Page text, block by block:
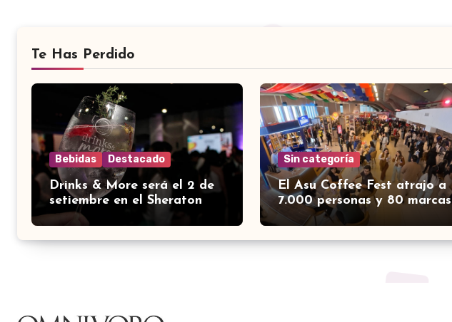
Te Has Perdido
Bebidas Destacado
Drinks & More será el 2 de
setiembre en el Sheraton
Sin categoría
El Asu Coffee Fest atrajo a
7.000 personas y 80 marcas